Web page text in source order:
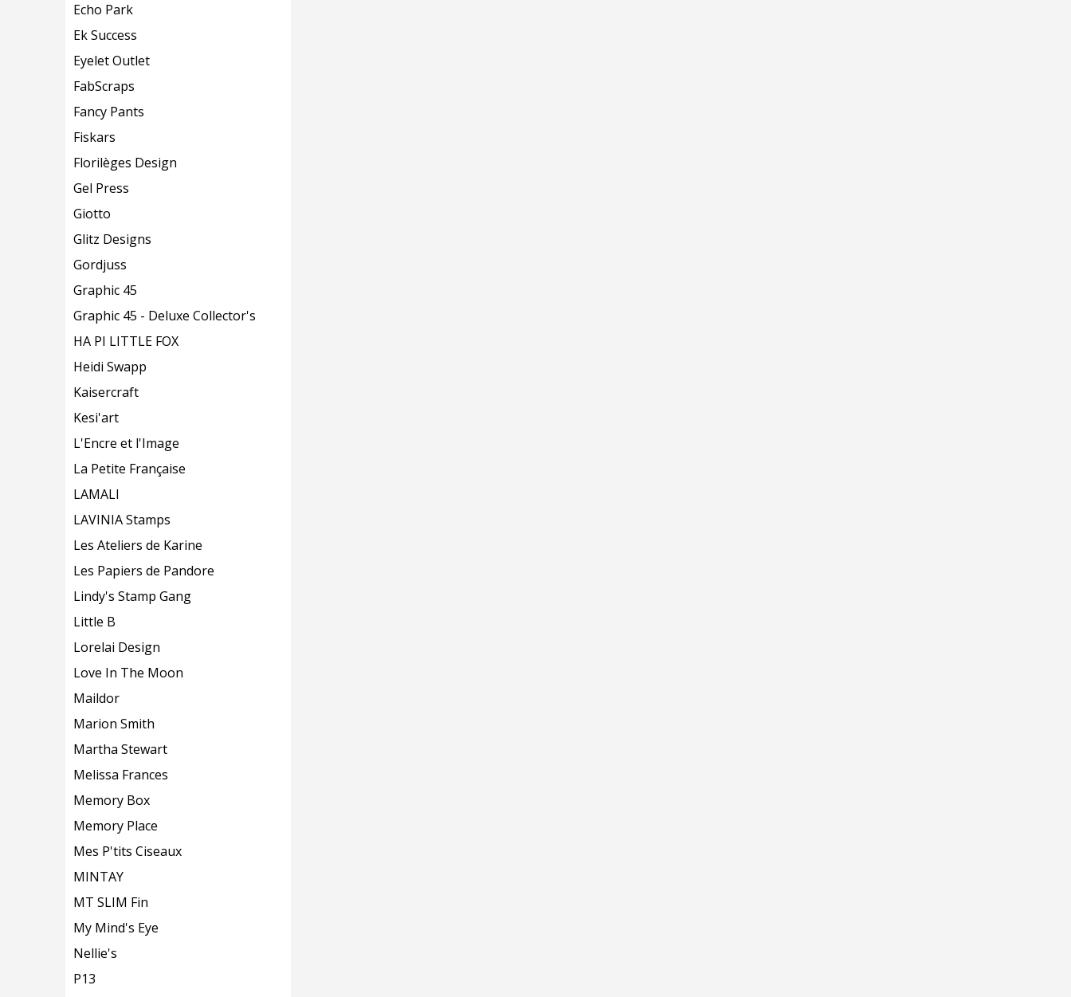
Echo Park
Ek Success
Eyelet Outlet
FabScraps
Fancy Pants
Fiskars
Florilèges Design
Gel Press
Giotto
Glitz Designs
Gordjuss
Graphic 45
Graphic 45 - Deluxe Collector's
HA PI LITTLE FOX
Heidi Swapp
Kaisercraft
Kesi'art
L'Encre et l'Image
La Petite Française
LAMALI
LAVINIA Stamps
Les Ateliers de Karine
Les Papiers de Pandore
Lindy's Stamp Gang
Little B
Lorelai Design
Love In The Moon
Maildor
Marion Smith
Martha Stewart
Melissa Frances
Memory Box
Memory Place
Mes P'tits Ciseaux
MINTAY
MT SLIM Fin
My Mind's Eye
Nellie's
P13